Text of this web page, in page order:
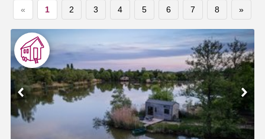
« 1 2 3 4 5 6 7 8 »